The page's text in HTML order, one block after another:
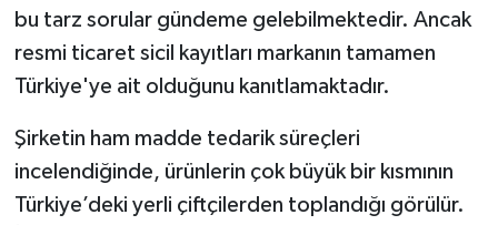
bu tarz sorular gündeme gelebilmektedir. Ancak
resmi ticaret sicil kayıtları markanın tamamen
Türkiye'ye ait olduğunu kanıtlamaktadır.
Şirketin ham madde tedarik süreçleri
incelendiğinde, ürünlerin çok büyük bir kısmının
Türkiye’deki yerli çiftçilerden toplandığı görülür.